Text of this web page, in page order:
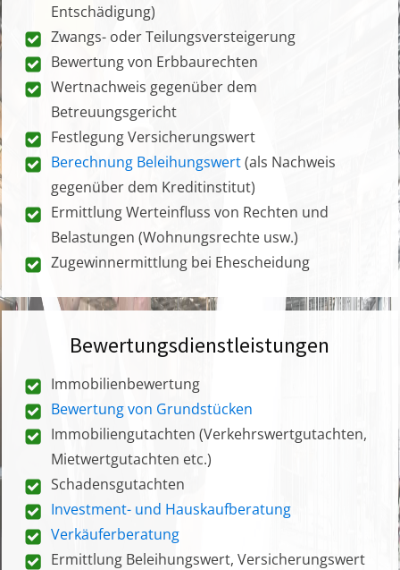
Entschädigung)
Zwangs- oder Teilungsversteigerung
Bewertung von Erbbaurechten
Wertnachweis gegenüber dem
Betreuungsgericht
Festlegung Versicherungswert
Berechnung Beleihungswert(als Nachweis
gegenüber dem Kreditinstitut)
Ermittlung Werteinfluss von Rechten und
Belastungen (Wohnungsrechte usw.)
Zugewinnermittlung bei Ehescheidung
Bewertungsdienstleistungen
Immobilienbewertung
Bewertung von Grundstücken
Immobiliengutachten (Verkehrswertgutachten,
Mietwertgutachten etc.)
Schadensgutachten
Investment- und Hauskaufberatung
Verkäuferberatung
Ermittlung Beleihungswert, Versicherungswert